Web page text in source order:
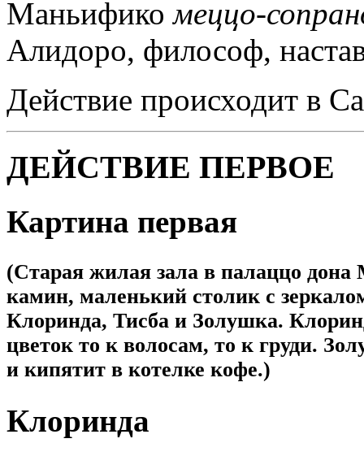
Маньификомеццо-
Алидоро, философ,
Действие происходит в
ДЕЙСТВИЕ ПЕРВОЕ
Картина первая
(Старая жилая зала в палаццо
камин, маленький столик с
Клоринда, Тисба и Золушка.
цветок то к волосам, то к груди.
и кипятит в котелке кофе.)
Клоринда